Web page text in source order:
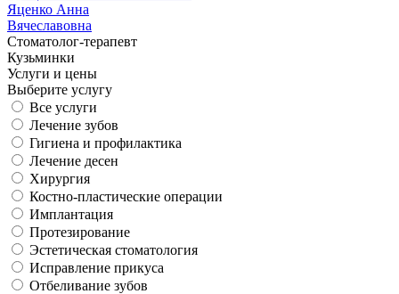
Яценко Анна
Вячеславовна
Cтоматолог-терапевт
Кузьминки
Услуги и цены
Выберите услугу
Все услуги
Лечение зубов
Гигиена и профилактика
Лечение десен
Хирургия
Костно-пластические операции
Имплантация
Протезирование
Эстетическая стоматология
Исправление прикуса
Отбеливание зубов